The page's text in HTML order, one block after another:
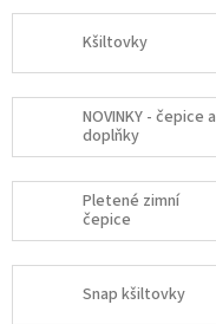
Kšiltovky
NOVINKY - čepice a
doplňky
Pletené zimní
čepice
Snap kšiltovky